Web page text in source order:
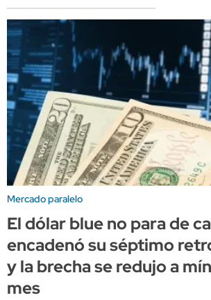
Mercado paralelo
El dólar blue no para de
encadenó su séptimo
y la brecha se redujo a
mes